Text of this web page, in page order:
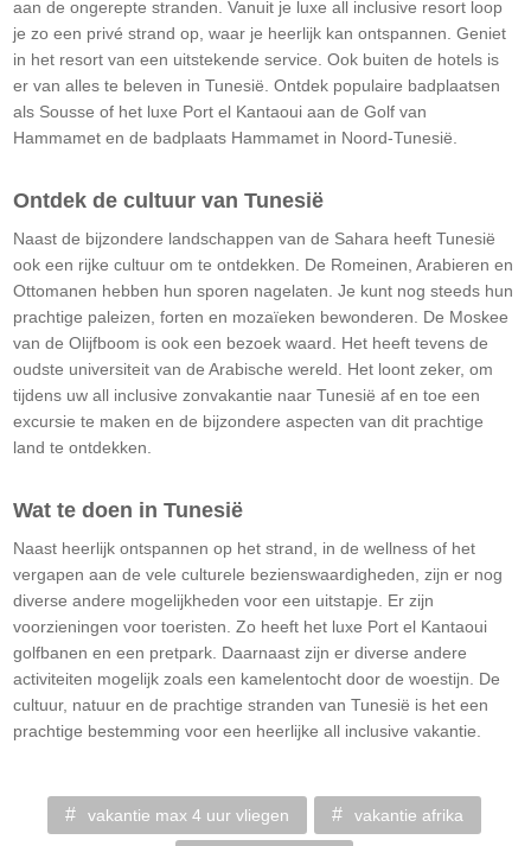
aan de ongerepte stranden. Vanuit je luxe all inclusive resort loop
je zo een privé strand op, waar je heerlijk kan ontspannen. Geniet
in het resort van een uitstekende service. Ook buiten de hotels is
er van alles te beleven in Tunesië. Ontdek populaire badplaatsen
als Sousse of het luxe Port el Kantaoui aan de Golf van
Hammamet en de badplaats Hammamet in Noord-Tunesië.
Ontdek de cultuur van Tunesië
Naast de bijzondere landschappen van de Sahara heeft Tunesië
ook een rijke cultuur om te ontdekken. De Romeinen, Arabieren en
Ottomanen hebben hun sporen nagelaten. Je kunt nog steeds hun
prachtige paleizen, forten en mozaïeken bewonderen. De Moskee
van de Olijfboom is ook een bezoek waard. Het heeft tevens de
oudste universiteit van de Arabische wereld. Het loont zeker, om
tijdens uw all inclusive zonvakantie naar Tunesië af en toe een
excursie te maken en de bijzondere aspecten van dit prachtige
land te ontdekken.
Wat te doen in Tunesië
Naast heerlijk ontspannen op het strand, in de wellness of het
vergapen aan de vele culturele bezienswaardigheden, zijn er nog
diverse andere mogelijkheden voor een uitstapje. Er zijn
voorzieningen voor toeristen. Zo heeft het luxe Port el Kantaoui
golfbanen en een pretpark. Daarnaast zijn er diverse andere
activiteiten mogelijk zoals een kamelentocht door de woestijn. De
cultuur, natuur en de prachtige stranden van Tunesië is het een
prachtige bestemming voor een heerlijke all inclusive vakantie.
vakantie max 4 uur vliegen vakantie afrika